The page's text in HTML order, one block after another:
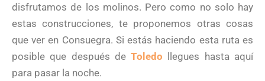
disfrutamos de los molinos. Pero como no solo hay
estas construcciones, te proponemos otras cosas
que ver en Consuegra. Si estás haciendo esta ruta es
posible que después deToledo llegues hasta aquí
para pasar la noche.